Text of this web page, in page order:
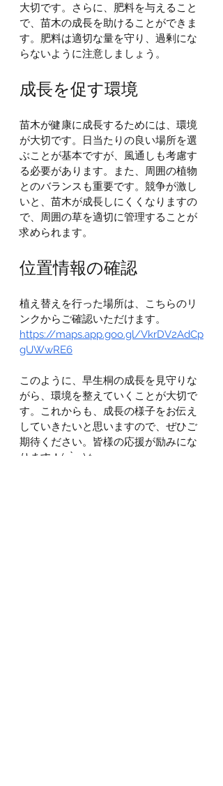
大切です。さらに、肥料を与えること
で、苗木の成長を助けることができま
す。肥料は適切な量を守り、過剰にな
らないように注意しましょう。
成長を促す環境
苗木が健康に成長するためには、環境
が大切です。日当たりの良い場所を選
ぶことが基本ですが、風通しも考慮す
る必要があります。また、周囲の植物
とのバランスも重要です。競争が激し
いと、苗木が成長しにくくなりますの
で、周囲の草を適切に管理することが
求められます。
位置情報の確認
植え替えを行った場所は、こちらのリ
ンクからご確認いただけます。
https://maps.app.goo.gl/VkrDV2AdCp
gUWwRE6
このように、早生桐の成長を見守りな
がら、環境を整えていくことが大切で
す。これからも、成長の様子をお伝え
していきたいと思いますので、ぜひご
期待ください。皆様の応援が励みにな
ります！(｡•̀ᴗ-)✧